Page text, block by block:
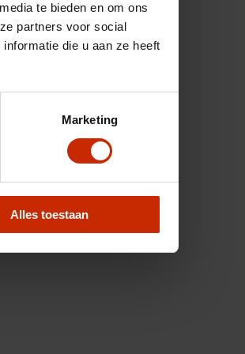
te bieden en om ons
partners voor social
die u aan ze heeft
Marketing
Alles toestaan